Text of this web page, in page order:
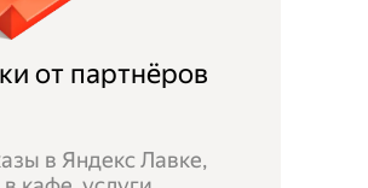
от партнёров
в Яндекс Лавке,